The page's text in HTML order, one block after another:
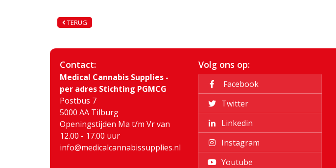
TERUG
Contact:
Medical Cannabis Supplies -
per adres Stichting PGMCG
Postbus 7
5000 AA Tilburg
Openingstijden Ma t/m Vr van
12.00 - 17.00 uur
info@medicalcannabissupplies.nl
Volg ons op:
Facebook
Twitter
Linkedin
Instagram
Youtube